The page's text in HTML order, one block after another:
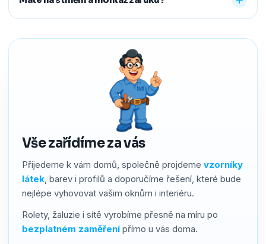
Vše zařídíme za vás
Přijedeme k vám domů, společně projdeme vzorníky
látek, barev i profilů a doporučíme řešení, které bude
nejlépe vyhovovat vašim oknům i interiéru.
Rolety, žaluzie i sítě vyrobíme přesně na míru po
bezplatném zaměření přímo u vás doma.
předem říct a o všechno se postaráme, abyste neměli
žádné starosti navíc.
podle typu stínění. Používáme kvalitní materiály a precizní
zpracování, a pokud by přesto bylo potřeba cokoliv řešit,
náš servis vyřídíme rychle a férově.